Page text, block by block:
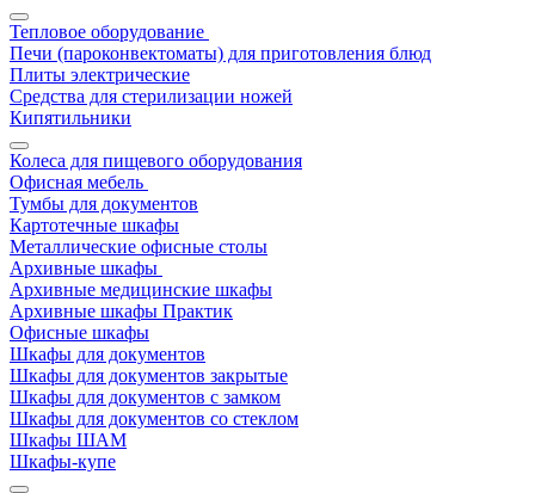
Тепловое оборудование
Печи (пароконвектоматы) для приготовления блюд
Плиты электрические
Средства для стерилизации ножей
Кипятильники
Колеса для пищевого оборудования
Офисная мебель
Тумбы для документов
Картотечные шкафы
Металлические офисные столы
Архивные шкафы
Архивные медицинские шкафы
Архивные шкафы Практик
Офисные шкафы
Шкафы для документов
Шкафы для документов закрытые
Шкафы для документов с замком
Шкафы для документов со стеклом
Шкафы ШАМ
Шкафы-купе